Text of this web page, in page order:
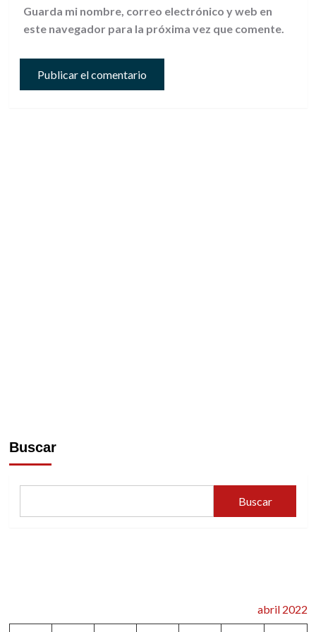
Guarda mi nombre, correo electrónico y web en
este navegador para la próxima vez que comente.
Buscar
Buscar
abril 2022